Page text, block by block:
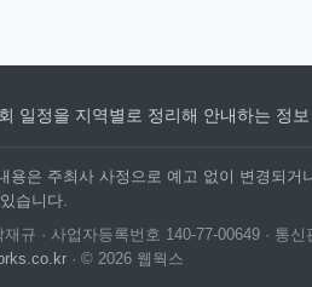
일정을 지역별로 정리해 안내하는 정보
용은 주최사 사정으로 예고 없이 변경되
습니다.
재규 · 사업자등록번호 140-77-00649 · 통
· © 2026 웹웍스